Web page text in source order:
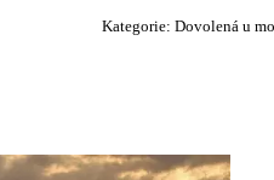
Kategorie: Dovolená u